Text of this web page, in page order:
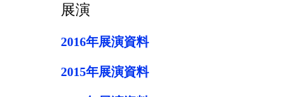
展演
2016年展演資料
2015年展演資料